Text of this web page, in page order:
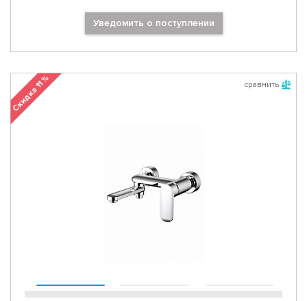
Уведомить о поступлении
сравнить
Скидка 11 %